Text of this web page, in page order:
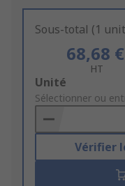
Sous-total (1
68,68 €
HT
Add
to
Basket
Unité
Sélectionner ou
Vérifier